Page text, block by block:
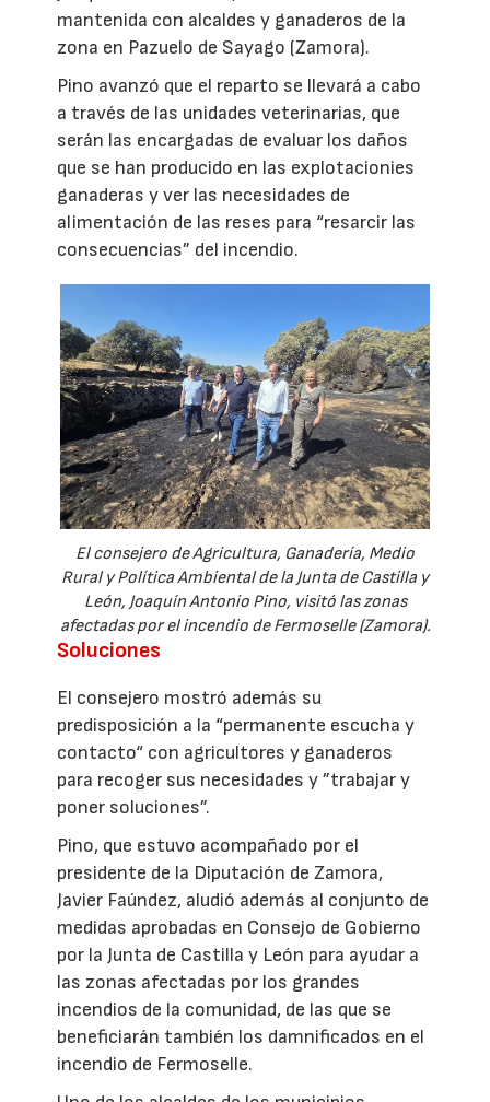
mantenida con alcaldes y ganaderos de la
zona en Pazuelo de Sayago (Zamora).
Pino avanzó que el reparto se llevará a cabo
a través de las unidades veterinarias, que
serán las encargadas de evaluar los daños
que se han producido en las explotacionies
ganaderas y ver las necesidades de
alimentación de las reses para “resarcir las
consecuencias” del incendio.
El consejero de Agricultura, Ganadería, Medio
Rural y Política Ambiental de la Junta de Castilla y
León, Joaquín Antonio Pino, visitó las zonas
afectadas por el incendio de Fermoselle (Zamora).
Soluciones
El consejero mostró además su
predisposición a la “permanente escucha y
contacto“ con agricultores y ganaderos
para recoger sus necesidades y ”trabajar y
poner soluciones”.
Pino, que estuvo acompañado por el
presidente de la Diputación de Zamora,
Javier Faúndez, aludió además al conjunto de
medidas aprobadas en Consejo de Gobierno
por la Junta de Castilla y León para ayudar a
las zonas afectadas por los grandes
incendios de la comunidad, de las que se
beneficiarán también los damnificados en el
incendio de Fermoselle.